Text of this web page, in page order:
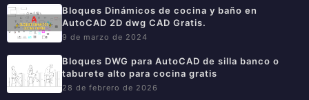
Bloques Dinámicos de cocina y baño en
AutoCAD 2D dwg CAD Gratis.
9 de marzo de 2024
Bloques DWG para AutoCAD de silla banco o
taburete alto para cocina gratis
28 de febrero de 2026